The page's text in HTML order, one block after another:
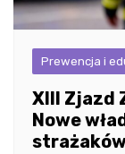
Prewencja i
XIII Zjazd
Nowe